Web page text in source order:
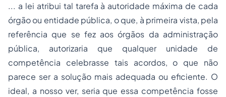
... a lei atribui tal tarefa à autoridade máxima de cada
órgão ou entidade pública, o que, à primeira vista, pela
referência que se fez aos órgãos da administração
pública, autorizaria que qualquer unidade de
competência celebrasse tais acordos, o que não
parece ser a solução mais adequada ou eficiente. O
ideal, a nosso ver, seria que essa competência fosse